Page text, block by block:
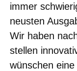
immer
neusten
Wir haben
stellen
wünschen